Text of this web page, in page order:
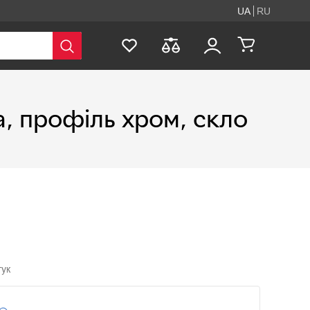
UA RU
профіль хром, скло